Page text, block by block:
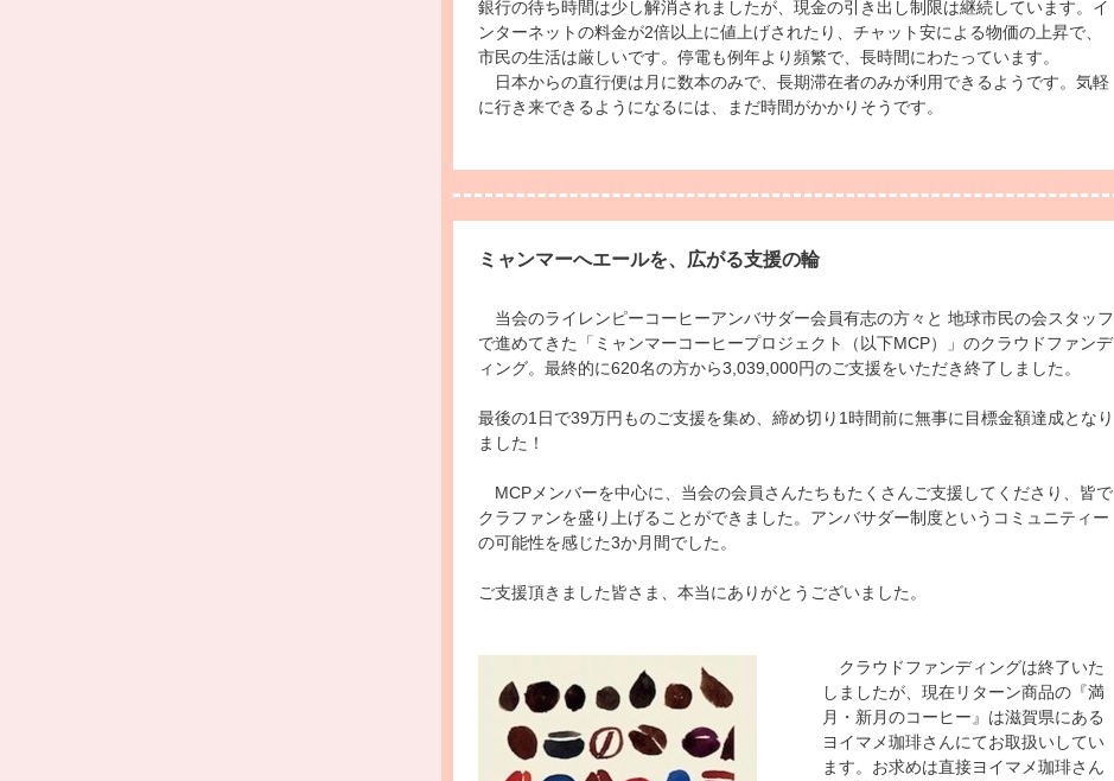
銀行の待ち時間は少し解消されましたが、現金の引き出し制限は継続しています。イ
ンターネットの料金が2倍以上に値上げされたり、チャット安による物価の上昇で、
市民の生活は厳しいです。停電も例年より頻繁で、長時間にわたっています。
日本からの直行便は月に数本のみで、長期滞在者のみが利用できるようです。気軽
に行き来できるようになるには、まだ時間がかかりそうです。
ミャンマーへエールを、広がる支援の輪
当会のライレンピーコーヒーアンバサダー会員有志の方々と 地球市民の会スタッフ
で進めてきた「ミャンマーコーヒープロジェクト（以下MCP）」のクラウドファンデ
ィング。最終的に620名の方から3,039,000円のご支援をいただき終了しました。
最後の1日で39万円ものご支援を集め、締め切り1時間前に無事に目標金額達成となり
ました！
MCPメンバーを中心に、当会の会員さんたちもたくさんご支援してくださり、皆で
クラファンを盛り上げることができました。アンバサダー制度というコミュニティー
の可能性を感じた3か月間でした。
ご支援頂きました皆さま、本当にありがとうございました。
クラウドファンディングは終了いた
しましたが、現在リターン商品の『満
月・新月のコーヒー』は滋賀県にある
ヨイマメ珈琲さんにてお取扱いしてい
ます。お求めは直接ヨイマメ珈琲さん